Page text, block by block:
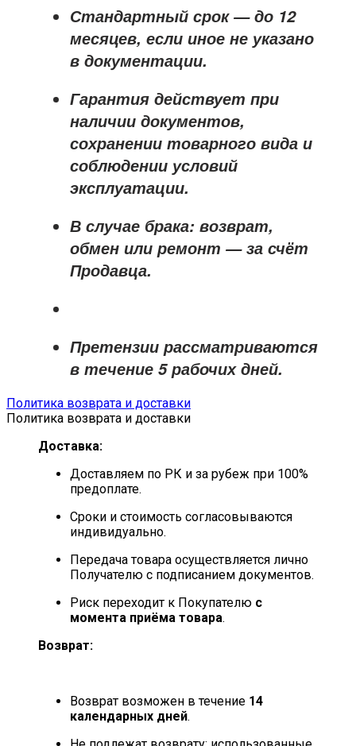
Стандартный срок — до 12
месяцев, если иное не указано
в документации.
Гарантия действует при
наличии документов,
сохранении товарного вида и
соблюдении условий
эксплуатации.
В случае брака: возврат,
обмен или ремонт —за счёт
Продавца.
Претензии рассматриваются
в течение 5 рабочих дней.
Политика возврата и доставки
Политика возврата и доставки
Доставка:
Доставляем по РК и за рубеж при 100%
предоплате.
Сроки и стоимость согласовываются
индивидуально.
Передача товара осуществляется лично
Получателю с подписанием документов.
Риск переходит к Покупателю с
момента приёма товара.
Возврат:
Возврат возможен в течение 14
календарных дней.